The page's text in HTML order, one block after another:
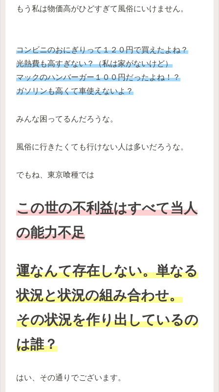
もう私は物価高がひどすぎて風俗にいけません。
コンビニのおにぎりって１２０円で買えたよね？
光熱費も高すぎない？（私は家がないけど）
マックのハンバーガー１００円だったよね！？
ガソリンも高くて車使えないよ？
みんな困ってるんだろうな。
風俗に行きたくても行けない人は多いだろうな。
でもね、東京喰種では
この世の不利益はすべて当人
の能力不足
運なんて存在しない。単なる
状況と状況の組み合わせ。
その状況を作り出しているの
は誰？
はい、その通りでございます。